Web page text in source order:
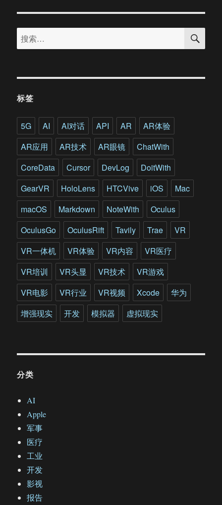
蚁
CEO
政：
抓
用
差
异
化
与
业
头
竞
争
搜
索：
搜
标签
5G AI AI对话 API AR
AR体验
AR应用
AR技术 AR眼镜
ChatWith
CoreData
Cursor DevLog
DoitWith
GearVR
HoloLens HTCVive iOS
Mac
macOS
Markdown NoteWith
Oculus
OculusGo
OculusRift Tavily Trae
VR
VR一体机
VR体验 VR内容
VR医疗
VR培训
VR头显 VR技术
VR游戏
VR电影
VR行业 VR视频 Xcode
华为
增强现实
开发 模拟器 虚拟现实
分类
AI
Apple
军事
医疗
工业
开发
影视
报告